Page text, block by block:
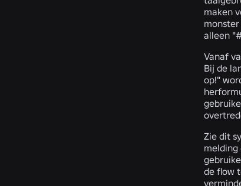
maken
alleen
Vanaf
Bij de
op!"
Zie dit
melding
de flow